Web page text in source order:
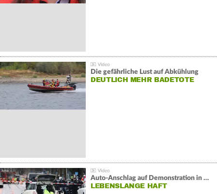
Die gefährliche Lust auf Abkühlung
DEUTLICH MEHR BADETOTE
Auto-Anschlag auf Demonstration in München:
LEBENSLANGE HAFT